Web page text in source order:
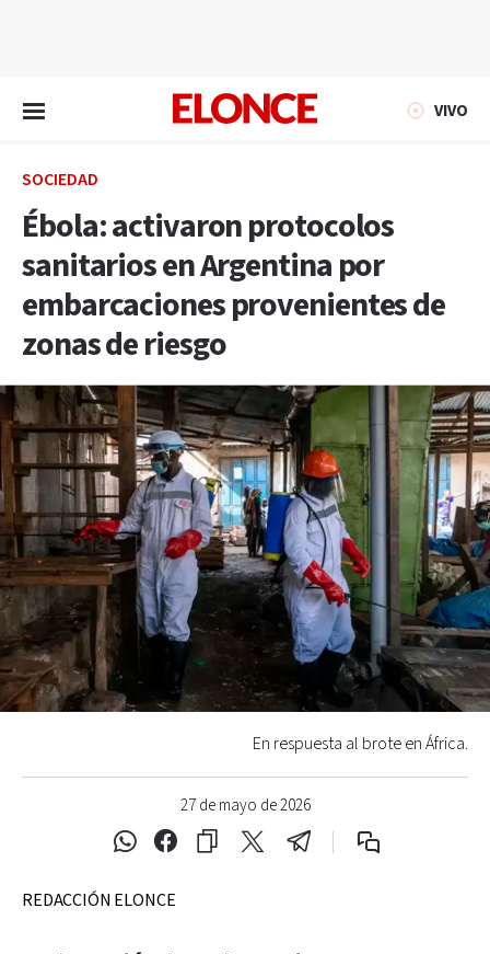
VIVO
SOCIEDAD
Ébola: activaron protocolos
sanitarios en Argentina por
embarcaciones provenientes de
zonas de riesgo
27 de mayo de 2026
En respuesta al brote en África.
REDACCIÓN ELONCE